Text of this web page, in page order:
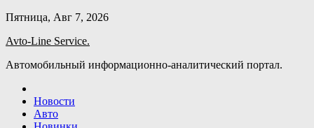
Skip
content
Пятница, Авг 7, 2026
Avto-Line Service.
Автомобильный информационно-аналитический портал.
Новости
Авто